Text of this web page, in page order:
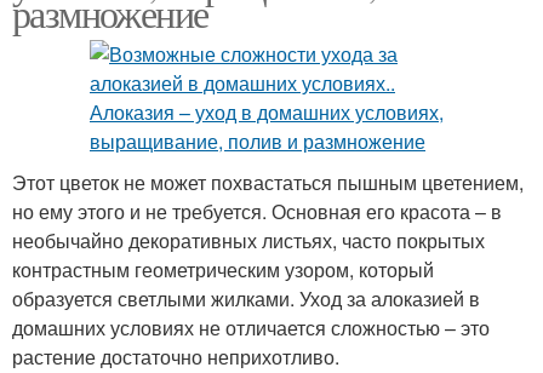
размножение
Этот цветок не может похвастаться пышным цветением,
но ему этого и не требуется. Основная его красота – в
необычайно декоративных листьях, часто покрытых
контрастным геометрическим узором, который
образуется светлыми жилками. Уход за алоказией в
домашних условиях не отличается сложностью – это
растение достаточно неприхотливо.